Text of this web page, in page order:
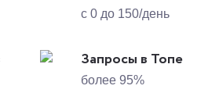
с 0 до 150/день
Запросы в Топе
более 95%